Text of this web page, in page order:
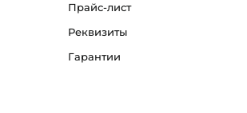
Прайс-лист
Реквизиты
Гарантии